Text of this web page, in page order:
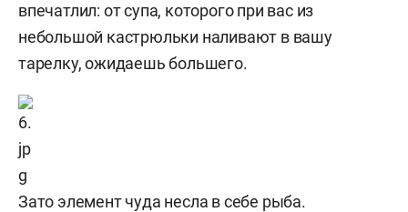
впечатлил: от супа, которого при вас из
небольшой кастрюльки наливают в вашу
тарелку, ожидаешь большего.
Зато элемент чуда несла в себе рыба.